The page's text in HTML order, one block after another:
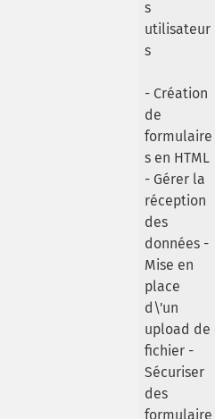
s
utilisateur
s
- Création
de
formulaire
s en HTML
- Gérer la
réception
des
données -
Mise en
place
d\'un
upload de
fichier -
Sécuriser
des
formulaire